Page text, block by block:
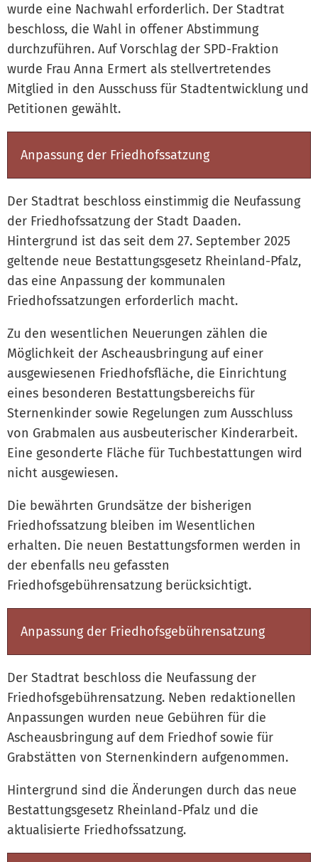
wurde eine Nachwahl erforderlich. Der Stadtrat
beschloss, die Wahl in offener Abstimmung
durchzuführen. Auf Vorschlag der SPD-Fraktion
wurde Frau Anna Ermert als stellvertretendes
Mitglied in den Ausschuss für Stadtentwicklung und
Petitionen gewählt.
Anpassung der Friedhofssatzung
Der Stadtrat beschloss einstimmig die Neufassung
der Friedhofssatzung der Stadt Daaden.
Hintergrund ist das seit dem 27. September 2025
geltende neue Bestattungsgesetz Rheinland-Pfalz,
das eine Anpassung der kommunalen
Friedhofssatzungen erforderlich macht.
Zu den wesentlichen Neuerungen zählen die
Möglichkeit der Ascheausbringung auf einer
ausgewiesenen Friedhofsfläche, die Einrichtung
eines besonderen Bestattungsbereichs für
Sternenkinder sowie Regelungen zum Ausschluss
von Grabmalen aus ausbeuterischer Kinderarbeit.
Eine gesonderte Fläche für Tuchbestattungen wird
nicht ausgewiesen.
Die bewährten Grundsätze der bisherigen
Friedhofssatzung bleiben im Wesentlichen
erhalten. Die neuen Bestattungsformen werden in
der ebenfalls neu gefassten
Friedhofsgebührensatzung berücksichtigt.
Anpassung der Friedhofsgebührensatzung
Der Stadtrat beschloss die Neufassung der
Friedhofsgebührensatzung. Neben redaktionellen
Anpassungen wurden neue Gebühren für die
Ascheausbringung auf dem Friedhof sowie für
Grabstätten von Sternenkindern aufgenommen.
Hintergrund sind die Änderungen durch das neue
Bestattungsgesetz Rheinland-Pfalz und die
aktualisierte Friedhofssatzung.